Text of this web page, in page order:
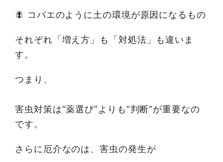
🪰 コバエのように土の環境が原因になるもの
それぞれ「増え方」も「対処法」も違いま
す。
つまり、
害虫対策は“薬選び”よりも“判断”が重要なの
です。
さらに厄介なのは、害虫の発生が